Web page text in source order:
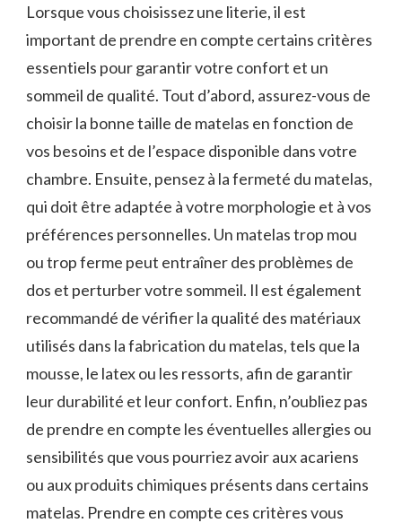
Lorsque vous choisissez une literie, il est
important de prendre en compte certains critères
essentiels pour garantir votre confort et un
sommeil de qualité. Tout d’abord, assurez-vous de
choisir la bonne taille de matelas en fonction de
vos besoins et de l’espace disponible dans votre
chambre. Ensuite, pensez à la fermeté du matelas,
qui doit être adaptée à votre morphologie et à vos
préférences personnelles. Un matelas trop mou
ou trop ferme peut entraîner des problèmes de
dos et perturber votre sommeil. Il est également
recommandé de vérifier la qualité des matériaux
utilisés dans la fabrication du matelas, tels que la
mousse, le latex ou les ressorts, afin de garantir
leur durabilité et leur confort. Enfin, n’oubliez pas
de prendre en compte les éventuelles allergies ou
sensibilités que vous pourriez avoir aux acariens
ou aux produits chimiques présents dans certains
matelas. Prendre en compte ces critères vous